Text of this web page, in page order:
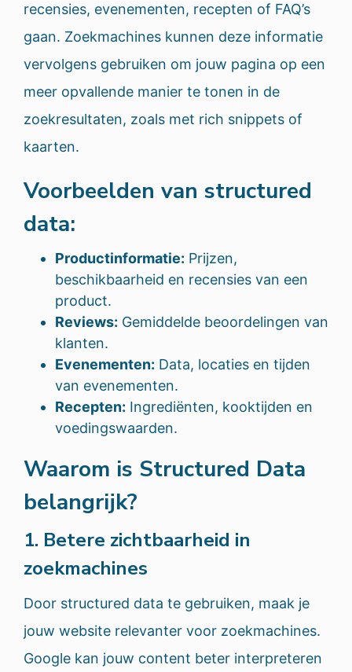
recensies, evenementen, recepten of FAQ’s
gaan. Zoekmachines kunnen deze informatie
vervolgens gebruiken om jouw pagina op een
meer opvallende manier te tonen in de
zoekresultaten, zoals met rich snippets of
kaarten.
Voorbeelden van structured
data:
Productinformatie: Prijzen,
beschikbaarheid en recensies van een
product.
Reviews: Gemiddelde beoordelingen van
klanten.
Evenementen: Data, locaties en tijden
van evenementen.
Recepten: Ingrediënten, kooktijden en
voedingswaarden.
Waarom is Structured Data
belangrijk?
1. Betere zichtbaarheid in
zoekmachines
Door structured data te gebruiken, maak je
jouw website relevanter voor zoekmachines.
Google kan jouw content beter interpreteren